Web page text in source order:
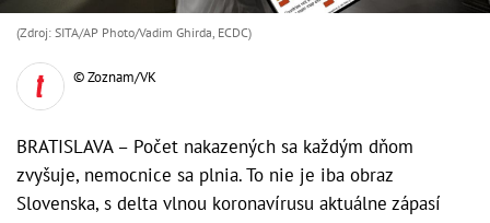
(Zdroj: SITA/AP Photo/Vadim Ghirda, ECDC)
© Zoznam/VK
BRATISLAVA – Počet nakazených sa každým dňom
zvyšuje, nemocnice sa plnia. To nie je iba obraz
Slovenska, s delta vlnou koronavírusu aktuálne zápasí